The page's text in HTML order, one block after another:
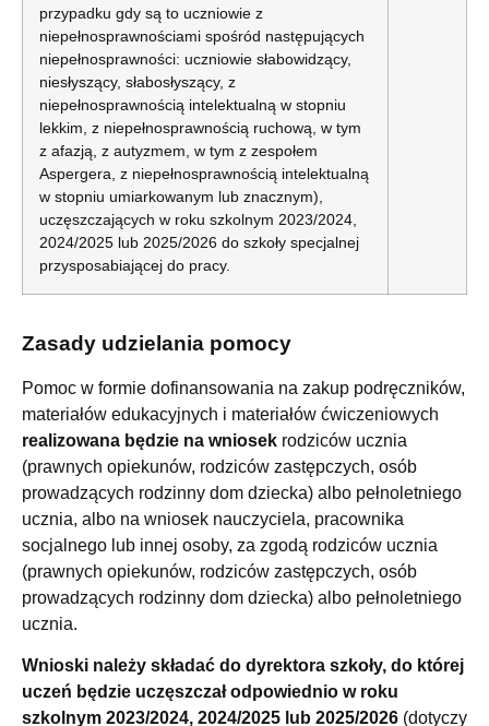
przypadku gdy są to uczniowie z
niepełnosprawnościami spośród następujących
niepełnosprawności: uczniowie słabowidzący,
niesłyszący, słabosłyszący, z
niepełnosprawnością intelektualną w stopniu
lekkim, z niepełnosprawnością ruchową, w tym
z afazją, z autyzmem, w tym z zespołem
Aspergera, z niepełnosprawnością intelektualną
w stopniu umiarkowanym lub znacznym),
uczęszczających w roku szkolnym 2023/2024,
2024/2025 lub 2025/2026 do szkoły specjalnej
przysposabiającej do pracy.
Zasady udzielania pomocy
Pomoc w formie dofinansowania na zakup podręczników,
materiałów edukacyjnych i materiałów ćwiczeniowych
realizowana będzie na wniosek rodziców ucznia
(prawnych opiekunów, rodziców zastępczych, osób
prowadzących rodzinny dom dziecka) albo pełnoletniego
ucznia, albo na wniosek nauczyciela, pracownika
socjalnego lub innej osoby, za zgodą rodziców ucznia
(prawnych opiekunów, rodziców zastępczych, osób
prowadzących rodzinny dom dziecka) albo pełnoletniego
ucznia.
Wnioski należy składać do dyrektora szkoły, do której
uczeń będzie uczęszczał odpowiednio w roku
szkolnym 2023/2024, 2024/2025 lub 2025/2026 (dotyczy